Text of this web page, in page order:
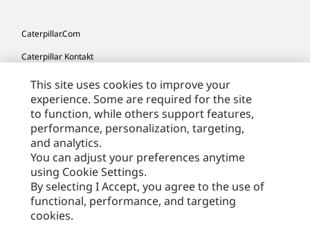
Caterpillar.com
Caterpillar Kontakt
Caterpillar Kontakt
Moje Preferencje Marketingowe
Site Map
Cookie Settings
Legal
Privacy
This site uses cookies to improve your
experience. Some are required for the site
to function, while others support features,
performance, personalization, targeting,
and analytics.
You can adjust your preferences anytime
using Cookie Settings.
By selecting I Accept, you agree to the use of
functional, performance, and targeting
cookies.